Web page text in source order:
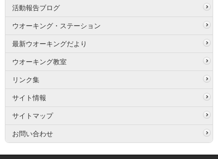
活動報告ブログ
ウオーキング・ステーション
最新ウオーキングだより
ウオーキング教室
リンク集
サイト情報
サイトマップ
お問い合わせ